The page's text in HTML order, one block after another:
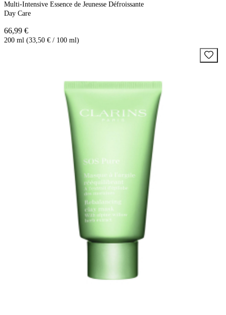
Multi-Intensive Essence de Jeunesse Défroissante
Day Care
66,99 €
200 ml (33,50 € / 100 ml)